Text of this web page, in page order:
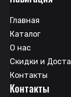
Главная
Каталог
О нас
Скидки и
Контакты
Контакты